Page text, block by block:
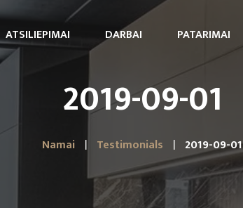
ATSILIEPIMAI DARBAI PATARIMAI
2019-09-01
Namai Testimonials 2019-09-01